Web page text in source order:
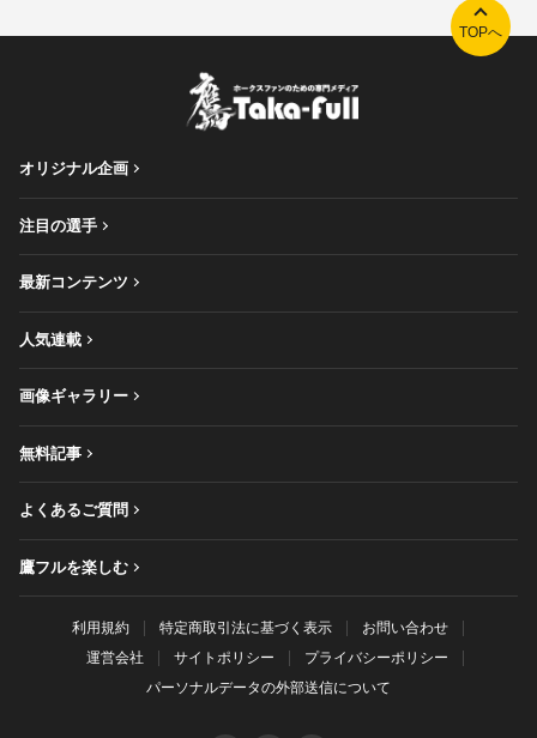
TOPへ
オリジナル企画
注目の選手
最新コンテンツ
人気連載
画像ギャラリー
無料記事
よくあるご質問
鷹フルを楽しむ
利用規約 特定商取引法に基づく表示
お問い合わせ
運営会社
サイトポリシー
プライバシーポリシー
パーソナルデータの外部送信について